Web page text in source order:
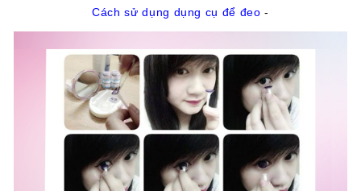
-
Cách sử dụng dụng cụ để đeo